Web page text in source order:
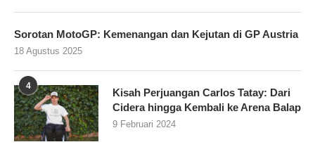
Sorotan MotoGP: Kemenangan dan Kejutan di GP Austria
18 Agustus 2025
4
Kisah Perjuangan Carlos Tatay: Dari
Cidera hingga Kembali ke Arena Balap
9 Februari 2024